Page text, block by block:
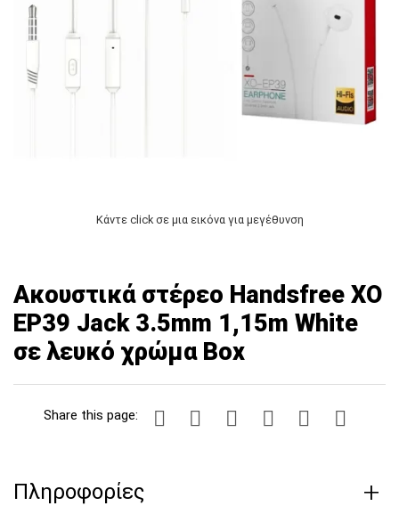
Κάντε click σε μια εικόνα για μεγέθυνση
Ακουστικά στέρεο Handsfree XO
EP39 Jack 3.5mm 1,15m White
σε λευκό χρώμα Box
Share this page:
Πληροφορίες